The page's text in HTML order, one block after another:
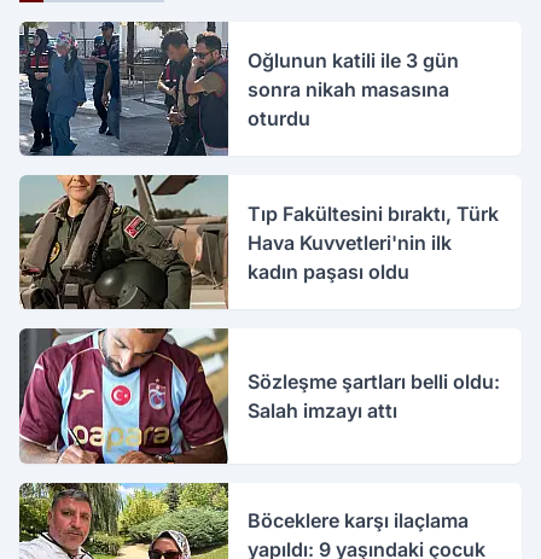
Oğlunun katili ile 3 gün
sonra nikah masasına
oturdu
Tıp Fakültesini bıraktı, Türk
Hava Kuvvetleri'nin ilk
kadın paşası oldu
Sözleşme şartları belli oldu:
Salah imzayı attı
Böceklere karşı ilaçlama
yapıldı: 9 yaşındaki çocuk